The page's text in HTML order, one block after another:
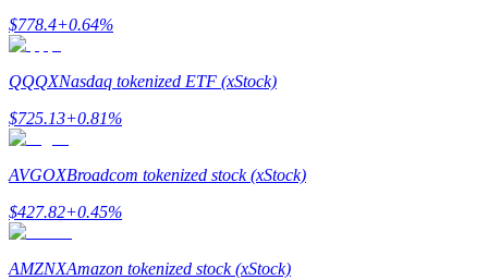
Affiliés Bitrue
$778.4+0.64%
QQQXNasdaq tokenized ETF (xStock)
$725.13+0.81%
AVGOXBroadcom tokenized stock (xStock)
$427.82+0.45%
AMZNXAmazon tokenized stock (xStock)